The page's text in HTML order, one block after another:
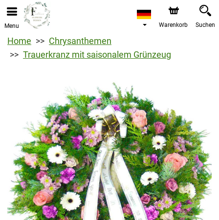
Menu Warenkorb Suchen
Home
Chrysanthemen
Trauerkranz mit saisonalem Grünzeug